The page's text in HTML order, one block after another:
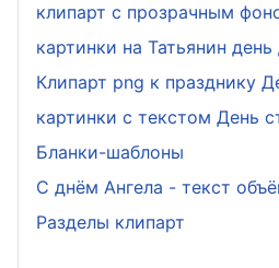
клипарт с прозрачным
картинки на Татьянин
Клипарт png к празднику
картинки с текстом День
Бланки-шаблоны
С днём Ангела - текст
Разделы клипарт